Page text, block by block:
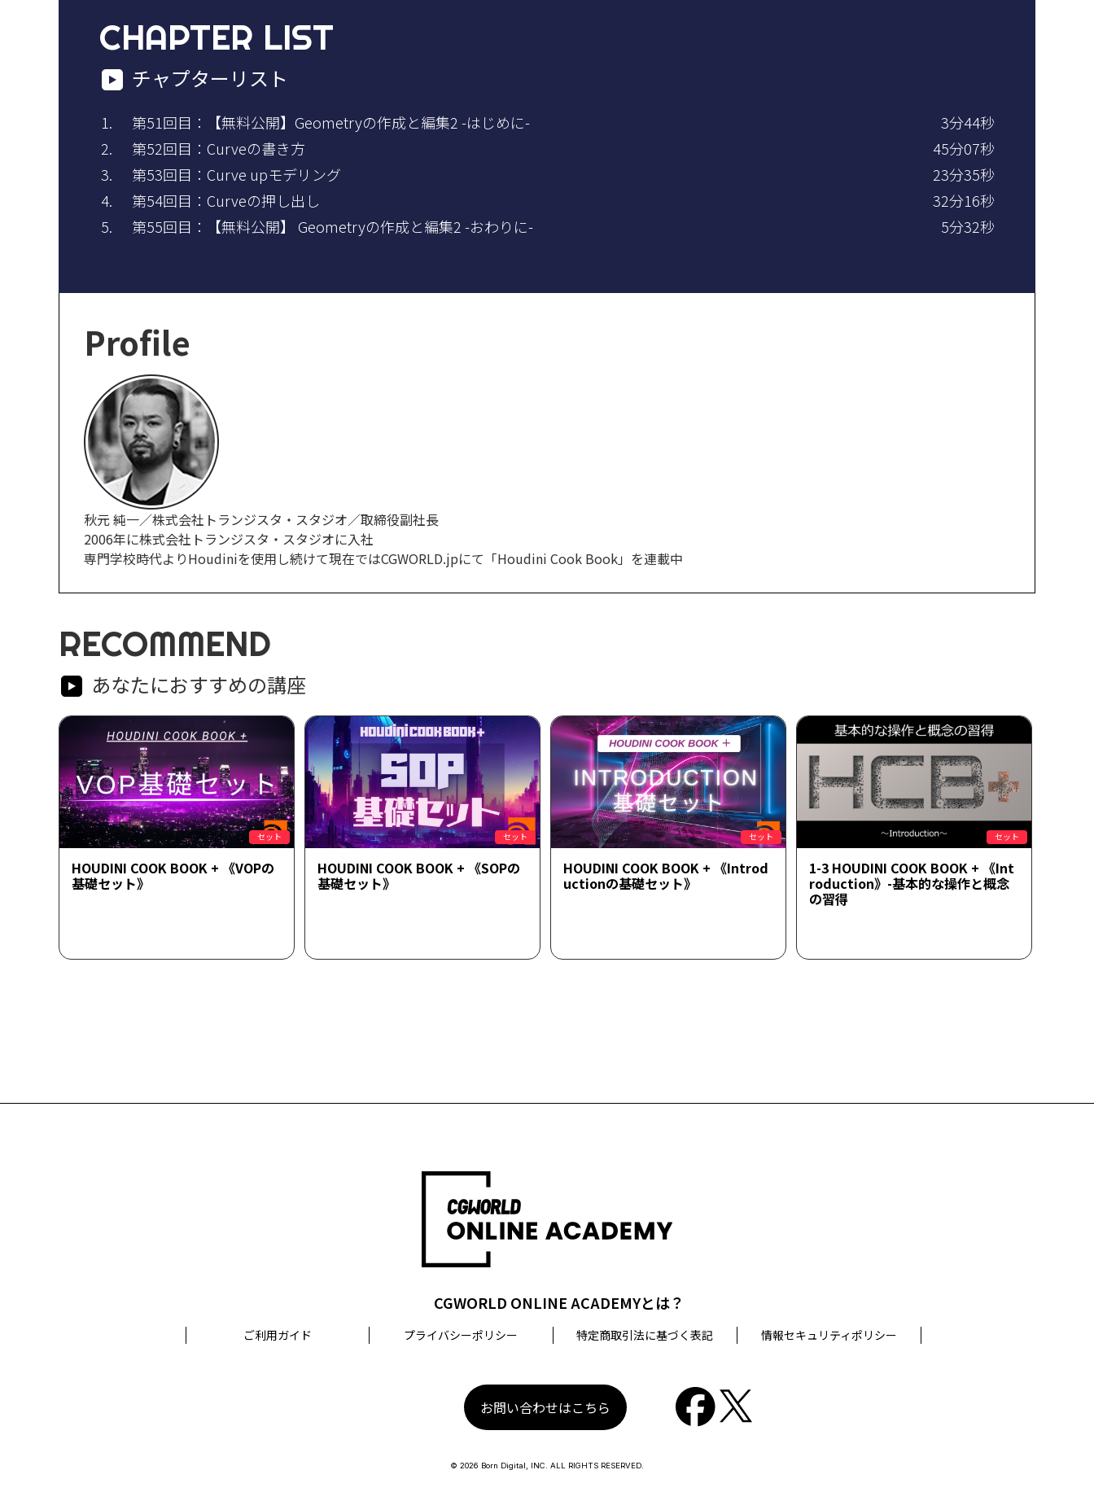
CHAPTER LIST
チャプターリスト
第51回目：【無料公開】Geometryの作成と編集2 -はじめに-
3分44秒
第52回目：Curveの書き方
45分07秒
第53回目：Curve upモデリング
23分35秒
第54回目：Curveの押し出し
32分16秒
第55回目：【無料公開】 Geometryの作成と編集2 -おわりに-
5分32秒
Profile
秋元 純一／株式会社トランジスタ・スタジオ／取締役副社長
2006年に株式会社トランジスタ・スタジオに入社
専門学校時代よりHoudiniを使用し続けて現在ではCGWORLD.jpにて「Houdini Cook Book」を連載中
RECOMMEND
あなたにおすすめの講座
セット
HOUDINI COOK BOOK + 《VOPの
基礎セット》
セット
HOUDINI COOK BOOK + 《SOPの
基礎セット》
セット
HOUDINI COOK BOOK + 《Introd
uctionの基礎セット》
セット
1-3 HOUDINI COOK BOOK + 《Int
roduction》-基本的な操作と概念
の習得
CGWORLD ONLINE ACADEMYとは？
ご利用ガイド プライバシーポリシー 特定商取引法に基づく表記 情報セキュリティポリシー
お問い合わせはこちら
© 2026 Born Digital, INC. ALL RIGHTS RESERVED.